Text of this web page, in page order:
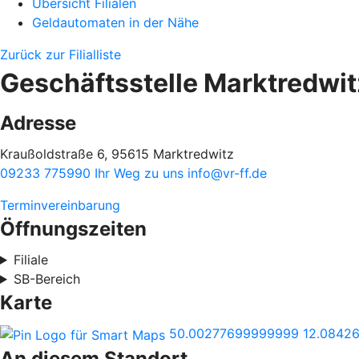
Übersicht Filialen
Geldautomaten in der Nähe
Zurück zur Filialliste
Geschäftsstelle
Adresse
Kraußoldstraße 6, 95615 Marktredwitz
09233 775990 Ihr Weg zu uns info@vr-ff.de
Terminvereinbarung
Öffnungszeiten
Filiale
SB-Bereich
Karte
50.00277699999999